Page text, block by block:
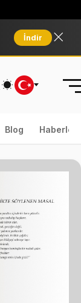
İndir
Blog Haberler